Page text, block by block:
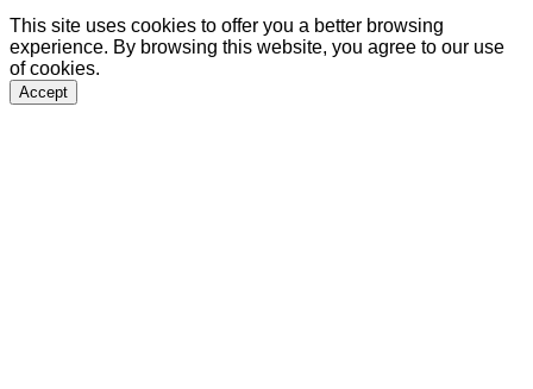
This site uses cookies to offer you a better browsing
experience. By browsing this website, you agree to our use
of cookies.
Accept